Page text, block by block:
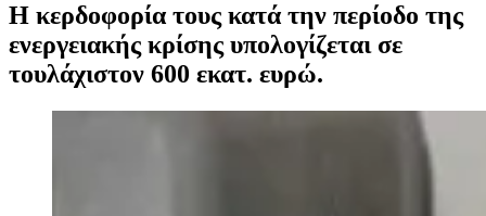
Η κερδοφορία τους κατά την περίοδο της
ενεργειακής κρίσης υπολογίζεται σε
τουλάχιστον 600 εκατ. ευρώ.